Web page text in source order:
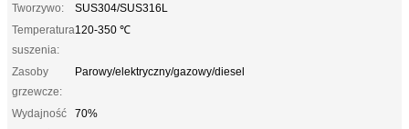
Tworzywo:
SUS304/SUS316L
Temperatura
suszenia:
120-350 ℃
Zasoby
grzewcze:
Parowy/elektryczny/gazowy/diesel
Wydajność
70%